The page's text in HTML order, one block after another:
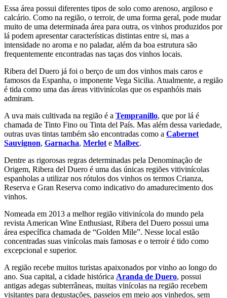
Essa área possui diferentes tipos de solo como arenoso, argiloso e
calcário. Como na região, o terroir, de uma forma geral, pode mudar
muito de uma determinada área para outra, os vinhos produzidos por
lá podem apresentar características distintas entre si, mas a
intensidade no aroma e no paladar, além da boa estrutura são
frequentemente encontradas nas taças dos vinhos locais.
Ribera del Duero já foi o berço de um dos vinhos mais caros e
famosos da Espanha, o imponente Vega Sicilia. Atualmente, a região
é tida como uma das áreas vitivinícolas que os espanhóis mais
admiram.
A uva mais cultivada na região é a Tempranillo, que por lá é
chamada de Tinto Fino ou Tinta del País. Mas além dessa variedade,
outras uvas tintas também são encontradas como a Cabernet
Sauvignon, Garnacha, Merlot e Malbec.
Dentre as rigorosas regras determinadas pela Denominação de
Origem, Ribera del Duero é uma das únicas regiões vitivinícolas
espanholas a utilizar nos rótulos dos vinhos os termos Crianza,
Reserva e Gran Reserva como indicativo do amadurecimento dos
vinhos.
Nomeada em 2013 a melhor região vitivinícola do mundo pela
revista American Wine Enthusiast, Ribera del Duero possui uma
área específica chamada de “Golden Mile”. Nesse local estão
concentradas suas vinícolas mais famosas e o terroir é tido como
excepcional e superior.
A região recebe muitos turistas apaixonados por vinho ao longo do
ano. Sua capital, a cidade histórica Aranda de Duero, possui
antigas adegas subterrâneas, muitas vinícolas na região recebem
visitantes para degustações, passeios em meio aos vinhedos, sem